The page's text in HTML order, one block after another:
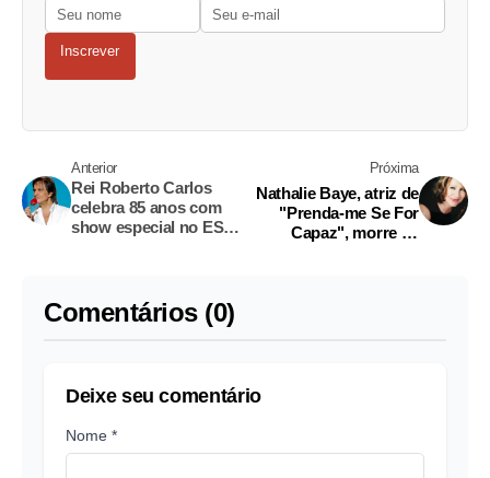
Inscrever
Anterior
Rei Roberto Carlos
celebra 85 anos com
show especial no ES
Próxima
Nathalie Baye, atriz de
"Prenda-me Se For
Capaz", morre na
Comentários (0)
Deixe seu comentário
Nome *